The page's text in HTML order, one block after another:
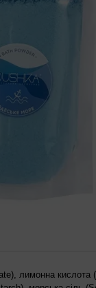
лимонна кислота